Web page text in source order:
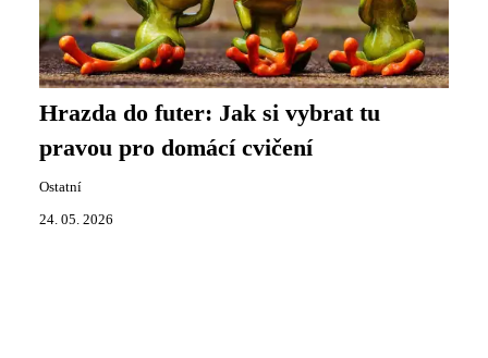
Hrazda do futer: Jak si vybrat tu
pravou pro domácí cvičení
Ostatní
24. 05. 2026